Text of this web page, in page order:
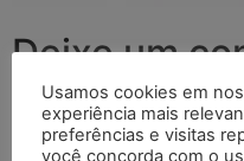
Deixe um
O seu endereço de e-
obrigatórios são
Usamos cookies em
experiência mais
preferências e visitas
você concorda com o